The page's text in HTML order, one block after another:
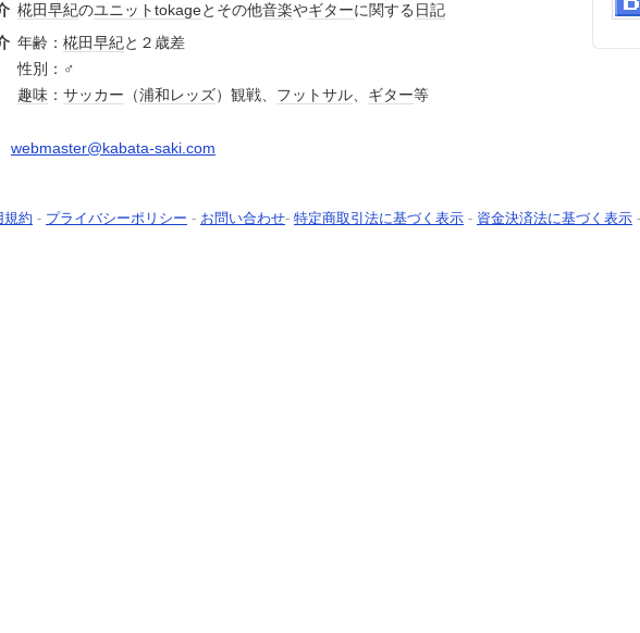
椛田早紀のユニットtokageとその他音楽やギターに関する 日記
年齢： 椛田早紀と２歳差
性別：♂
趣味 ： サッカー （浦和レッズ）観戦、 フットサル、 ギター等
webmaster@kabata-saki.com
規約 - プライバシーポリシー - お問い合わせ- 特定商取引法に基づく表示 - 資金決済法に基づく表示 -